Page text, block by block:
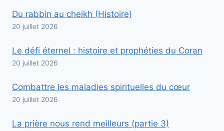
Du rabbin au cheikh (Histoire)
20 juillet 2026
Le défi éternel : histoire et prophéties du Coran
20 juillet 2026
Combattre les maladies spirituelles du cœur
20 juillet 2026
La prière nous rend meilleurs (partie 3)